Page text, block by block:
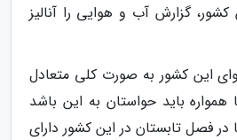
گزارش آب و هوایی را آنالیز
این کشور به صورت کلی متعادل
باید حواستان به این باشد
فصل تابستان در این کشور دارای